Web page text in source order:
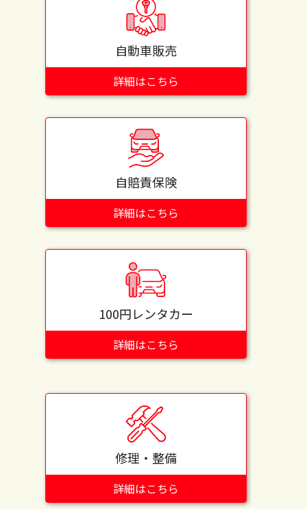
自動車販売
詳細はこちら
自賠責保険
詳細はこちら
100円レンタカー
詳細はこちら
修理・整備
詳細はこちら